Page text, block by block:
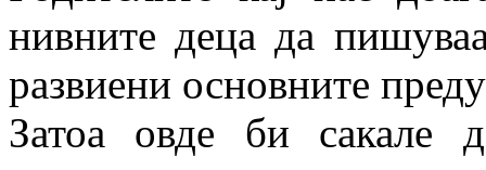
нивните деца да
развиени основните
Затоа овде би сакале